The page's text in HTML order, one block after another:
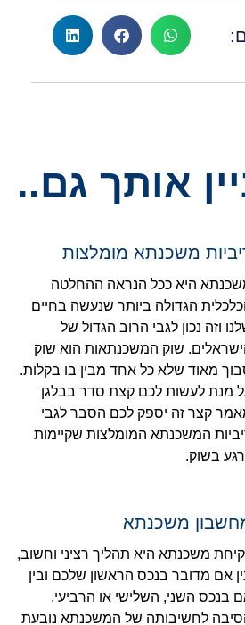
אותך גם..
משכנתא מומלצות
היא ככל הנראה ההחלטה
הגדולה ביותר שנעשה בחיים
וזה נכון לגבי הרוב הגדול של
שוק המשכנתאות הוא שוק
מאוד שלא כל אחד מבין בו בקלות.
מנת לעשות לכם קצת סדר בבלגן
קצר זה יספק לכם הסבר לגבי
המשכנתא המומלצות שקיימות
בשוק.
משכנתא
משכנתא היא תהליך רציני וחשוב,
אם מדובר בנכס הראשון שלכם ובין
בנכס השני, השלישי או הרביעי.
לחשיבותה של המשכנתא נובעת